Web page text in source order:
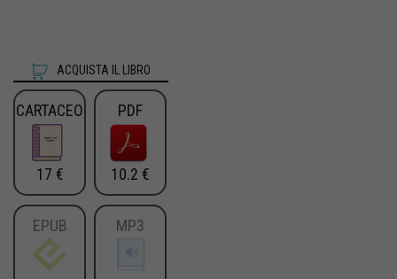
ACQUISTA IL LIBRO
CARTACEO
17 €
PDF
10.2 €
EPUB MP3